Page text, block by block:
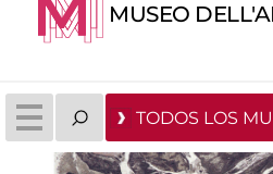
MUSEO
TODOS LOS